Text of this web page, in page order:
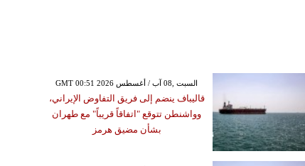
GMT 00:51 2026 السبت ,08 آب / أغسطس
قاليباف ينضم إلى فريق التفاوض الإيراني،
وواشنطن تتوقع "اتفاقاً قريباً" مع طهران
بشأن مضيق هرمز